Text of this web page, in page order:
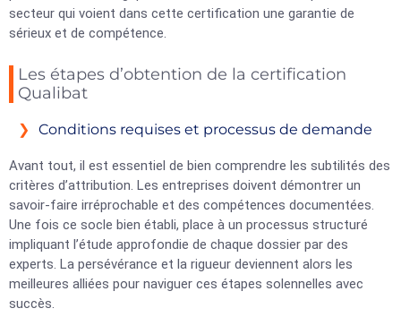
secteur qui voient dans cette certification une garantie de
sérieux et de compétence.
Les étapes d’obtention de la certification
Qualibat
Conditions requises et processus de demande
Avant tout, il est essentiel de bien comprendre les subtilités des
critères d’attribution. Les entreprises doivent démontrer un
savoir-faire irréprochable et des compétences documentées.
Une fois ce socle bien établi, place à un processus structuré
impliquant l’étude approfondie de chaque dossier par des
experts. La persévérance et la rigueur deviennent alors les
meilleures alliées pour naviguer ces étapes solennelles avec
succès.